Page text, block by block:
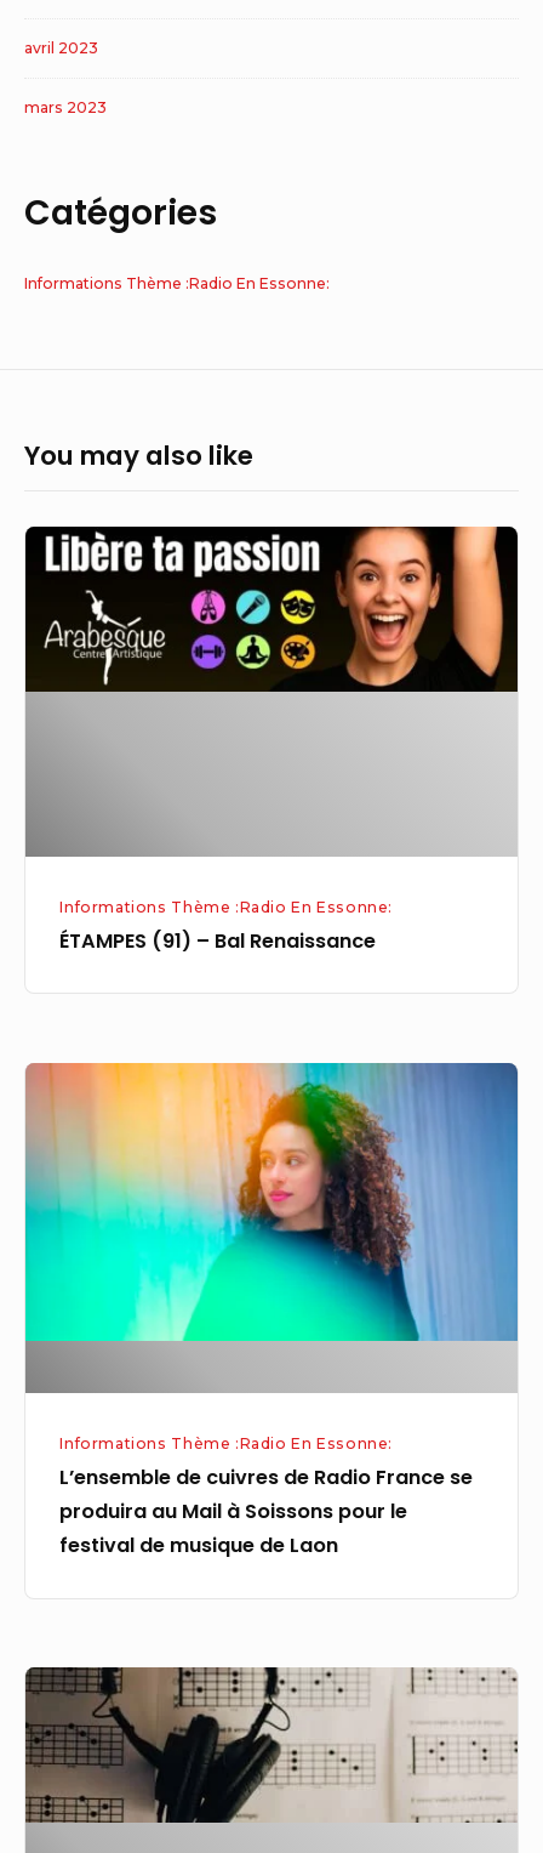
avril 2023
mars 2023
Catégories
Informations Thème :Radio En Essonne:
You may also like
ÉTAMPES
(91)
Bal
Renaissance
Informations Thème :Radio En Essonne:
ÉTAMPES (91) – Bal Renaissance
L’ensemble
cuivres
de
Radio
Soissons
pour
festival
Laon
Informations Thème :Radio En Essonne:
L’ensemble de cuivres de Radio France se
produira au Mail à Soissons pour le
festival de musique de Laon
Musiques
–
Actualité